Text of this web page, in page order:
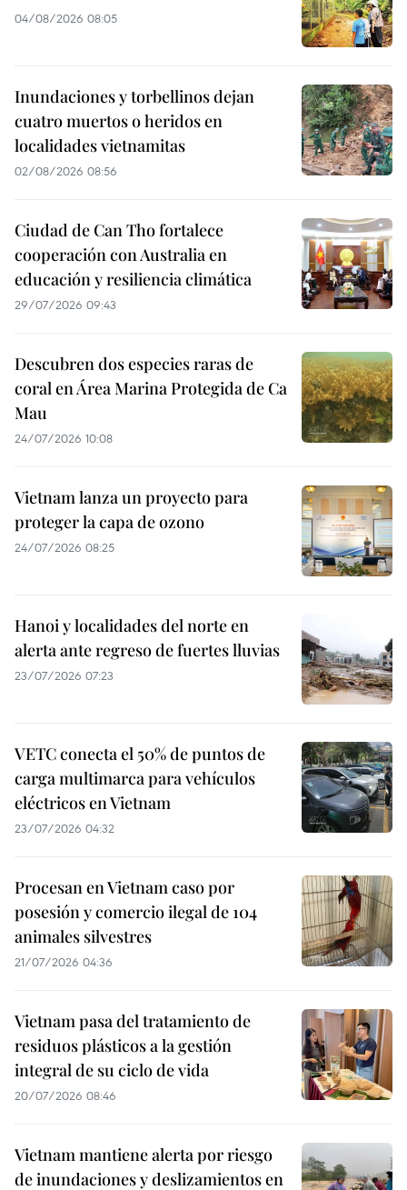
04/08/2026 08:05
Inundaciones y torbellinos dejan
cuatro muertos o heridos en
localidades vietnamitas
02/08/2026 08:56
Ciudad de Can Tho fortalece
cooperación con Australia en
educación y resiliencia climática
29/07/2026 09:43
Descubren dos especies raras de
coral en Área Marina Protegida de Ca
Mau
24/07/2026 10:08
Vietnam lanza un proyecto para
proteger la capa de ozono
24/07/2026 08:25
Hanoi y localidades del norte en
alerta ante regreso de fuertes lluvias
23/07/2026 07:23
VETC conecta el 50% de puntos de
carga multimarca para vehículos
eléctricos en Vietnam
23/07/2026 04:32
Procesan en Vietnam caso por
posesión y comercio ilegal de 104
animales silvestres
21/07/2026 04:36
Vietnam pasa del tratamiento de
residuos plásticos a la gestión
integral de su ciclo de vida
20/07/2026 08:46
Vietnam mantiene alerta por riesgo
de inundaciones y deslizamientos en